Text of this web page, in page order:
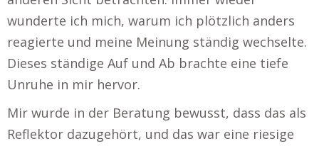
wunderte ich mich, warum ich plötzlich anders
reagierte und meine Meinung ständig wechselte.
Dieses ständige Auf und Ab brachte eine tiefe
Unruhe in mir hervor.
Mir wurde in der Beratung bewusst, dass das als
Reflektor dazugehört, und das war eine riesige